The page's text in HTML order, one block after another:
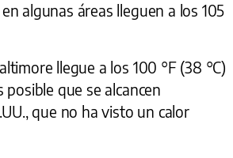
algunas áreas lleguen a los 105
llegue a los 100 °F (38 °C)
que se alcancen
que no ha visto un calor